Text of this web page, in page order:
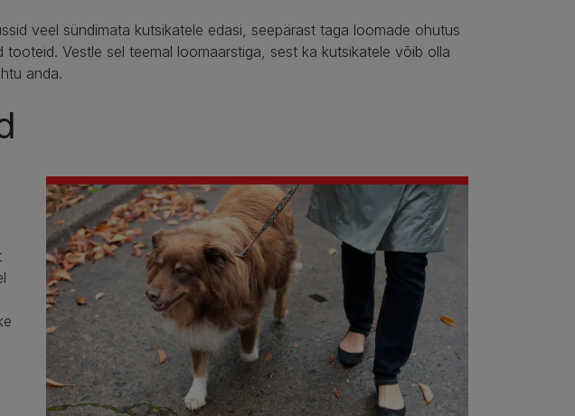
veel sündimata kutsikatele edasi, seepärast taga loomade ohutus
Vestle sel teemal loomaarstiga, sest ka kutsikatele võib olla
anda.